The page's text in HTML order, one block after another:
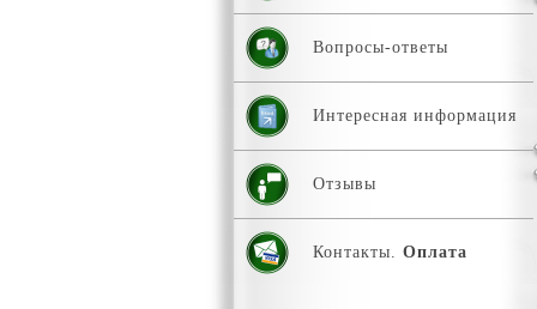
Вопросы-ответы
Интересная информация
Отзывы
Контакты. Оплата